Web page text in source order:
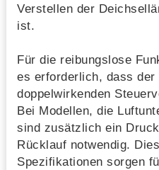
Verstellen der
ist.
Für die reibungslose
es erforderlich, dass der
doppelwirkenden
Bei Modellen, die
sind zusätzlich ein
Rücklauf notwendig.
Spezifikationen sorgen